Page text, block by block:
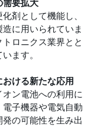
需要拡大
剤として機能し、
に用いられていま
ロニクス業界とと
ます。
ける新たな応用
ン電池への利用に
子機器や電気自動
の可能性を生み出